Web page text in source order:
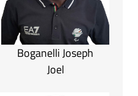
Boganelli Joseph
Joel